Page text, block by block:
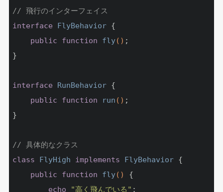
// 飛行のインターフェイス
interface
FlyBehavior {
public
function fly() ;
}
interface RunBehavior {
public
function run () ;
}
// 具体的なクラス
class
FlyHigh implements FlyBehavior {
public
function fly()
{
echo
"高く飛んでいる" ;